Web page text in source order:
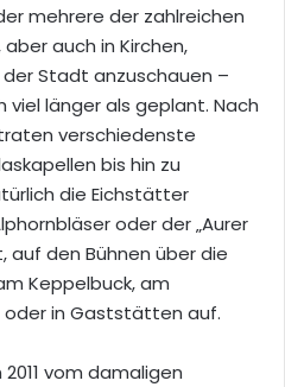
mehrere der zahlreichen
auch in Kirchen,
Stadt anzuschauen –
länger als geplant. Nach
verschiedenste
bis hin zu
die Eichstätter
oder der „Aurer
auf den Bühnen über die
Keppelbuck, am
oder in Gaststätten auf.
vom damaligen